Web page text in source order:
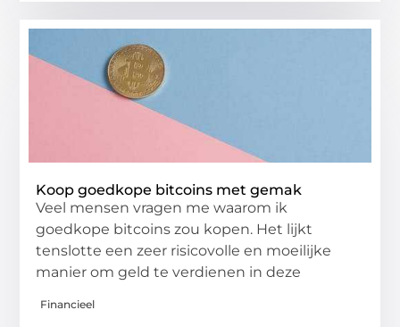
Koop goedkope bitcoins met gemak
Veel mensen vragen me waarom ik
goedkope bitcoins zou kopen. Het lijkt
tenslotte een zeer risicovolle en moeilijke
manier om geld te verdienen in deze
Financieel